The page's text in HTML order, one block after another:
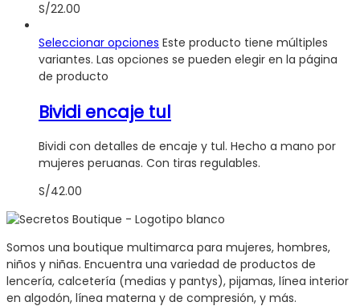
S/22.00
Seleccionar opciones Este producto tiene múltiples
variantes. Las opciones se pueden elegir en la página
de producto
Bividi encaje tul
Bividi con detalles de encaje y tul. Hecho a mano por
mujeres peruanas. Con tiras regulables.
S/42.00
Somos una boutique multimarca para mujeres, hombres,
niños y niñas. Encuentra una variedad de productos de
lencería, calcetería (medias y pantys), pijamas, línea interior
en algodón, línea materna y de compresión, y más.